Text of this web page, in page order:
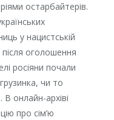
остарбайтерів.
у нацистській
оголошення
росіяни почали
чи то
В онлайн-архіві
про сім’ю